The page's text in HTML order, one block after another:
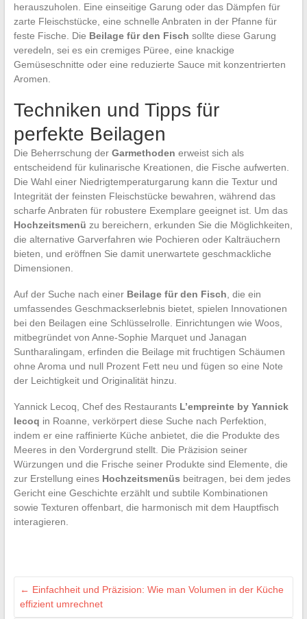
herauszuholen. Eine einseitige Garung oder das Dämpfen für
zarte Fleischstücke, eine schnelle Anbraten in der Pfanne für
feste Fische. Die Beilage für den Fisch sollte diese Garung
veredeln, sei es ein cremiges Püree, eine knackige
Gemüseschnitte oder eine reduzierte Sauce mit konzentrierten
Aromen.
Techniken und Tipps für
perfekte Beilagen
Die Beherrschung der Garmethoden erweist sich als
entscheidend für kulinarische Kreationen, die Fische aufwerten.
Die Wahl einer Niedrigtemperaturgarung kann die Textur und
Integrität der feinsten Fleischstücke bewahren, während das
scharfe Anbraten für robustere Exemplare geeignet ist. Um das
Hochzeitsmenü zu bereichern, erkunden Sie die Möglichkeiten,
die alternative Garverfahren wie Pochieren oder Kalträuchern
bieten, und eröffnen Sie damit unerwartete geschmackliche
Dimensionen.
Auf der Suche nach einer Beilage für den Fisch , die ein
umfassendes Geschmackserlebnis bietet, spielen Innovationen
bei den Beilagen eine Schlüsselrolle. Einrichtungen wie Woos,
mitbegründet von Anne-Sophie Marquet und Janagan
Suntharalingam, erfinden die Beilage mit fruchtigen Schäumen
ohne Aroma und null Prozent Fett neu und fügen so eine Note
der Leichtigkeit und Originalität hinzu.
Yannick Lecoq, Chef des Restaurants L’empreinte by Yannick
lecoq in Roanne, verkörpert diese Suche nach Perfektion,
indem er eine raffinierte Küche anbietet, die die Produkte des
Meeres in den Vordergrund stellt. Die Präzision seiner
Würzungen und die Frische seiner Produkte sind Elemente, die
zur Erstellung eines Hochzeitsmenüs beitragen, bei dem jedes
Gericht eine Geschichte erzählt und subtile Kombinationen
sowie Texturen offenbart, die harmonisch mit dem Hauptfisch
interagieren.
← Einfachheit und Präzision: Wie man Volumen in der Küche
effizient umrechnet